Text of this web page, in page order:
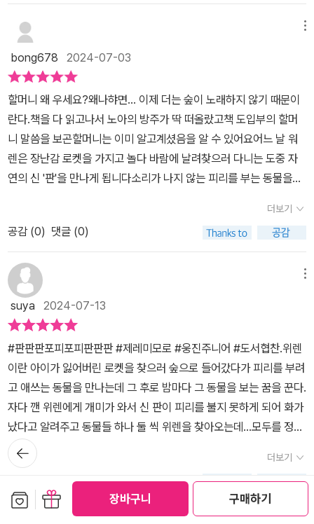
장바구니 구매하기
야기는 우리에게 경고를 날리고 자연을 소중함을 잊지 말라고 ‘판’의
노래를 통해 알리고 있습니다.한 번도 들은 적도 불러본 적도 없는 노
래는 ‘판’을 잊지 말라고 소월하게 대하지 말라고 경고하는 듯합니다.
0세부터 100세까지 즐길 수 있는 시리즈답게 아이는 물론 어른들에
게도 ‘판’의 노래를 들려주고 싶습니다.사실 자연을 망치는 주범은 아
이가 아닌 어른들의 욕심이라는 사실은 누구나 알고 있습니다.“판”의
노래를 기억해야 할 주체는 바로 우리 어른입니다. <본 도서는 웅진
주니어에서 선물받은 도서입니다.>
을 보았습니다. 어느 날엔 늘 불던 피리를 삼키고는 용으로 바뀌더
니 입에서 불을 뿜었습니다. 잠에서 깨자 여왕개미가 나타나 위대
한 자연의 신인 판의 이야기를 들려주었습니다. 아무도 자기 연주
를 듣지 않자, 판도 멜로디를 잊어버리고 화가 나서 피리를 삼켜버렸
다는 것이었습니다. 판이 노래를 부르지 않으면 계절의 리듬이 깨지
고, 자연은 걷잡을 수 없이 망가져 버린다는 말에 워렌은 가슴이 쿵쾅
거렸습니다. 그날부터 워렌의 방에는 손님들이 찾아왔습니다. 워렌
은 카펫을 걷어 내고 구멍을 파서 개미를, 옷장 안에 박쥐를, 이불 더
미 위에 암탉을, 천장 모서리에 거미를, 물그릇에 두꺼비를 정성껏 돌
봐 주었습니다. 동물들이 모인 워렌의 방은 노아의 방주 같았습니
다. 이어서 숲 곳곳에서거북이, 뱀, 당나귀, 까치, 수달, 노루, 아
기 곰, 수많은 동물들이 찾아왔고 워렌의 방은 이제 동물들로 가득 찼
고 먹을 음식과 마실 물을 준비했습니다. 그러던 어느 날, 드디어 판
이 잠에서 깨어났고 거센 바람이 불고 또 불었습니다. 워렌과 동물들
은 과연 무사할 수 있을까요? 자연의 신 판은 다시 노래할 수 있을까
요? 환상적인 이야기와 아름다운 일러스트로 자연에 관한 이야기
를 전해주는 그림책 <판판판 포피포피 판판판>입니다. 부드러운 수
채화와 형광색이 조화롭게 어우러지는 인상적인 그림이 우리에게 전
하는 메시지가 강렬하게 다가옵니다. 아이와 함께 보며 자연의 소중
함에 관해 이야기 나누면 좋겠습니다. 위 리뷰는 컬처블룸을 통해 도
서를 제공 받아 읽고, 솔직하게 작성하였습니다.
bong678 2024-07-03
할머니 왜 우세요?왜나햐면... 이제 더는 숲이 노래하지 않기 때문이
란다.책을 다 읽고나서 노아의 방주가 딱 떠올랐고책 도입부의 할머
니 말씀을 보곤할머니는 이미 알고계셨음을 알 수 있어요어느 날 워
렌은 장난감 로켓을 가지고 놀다 바람에 날려찾으러 다니는 도중 자
연의 신 '판'을 만나게 됩니다소리가 나지 않는 피리를 부는 동물을요
이 되는 꿈을요!그 날 이후 개미부터 박쥐 거미 닭 등워렌의 방으로 찾
아와 자리를 마련해줍니다워렌은 가족에게 곧 닥쳐올 대재앙을 알리
고동물들이 왜 내 방에 오게된건지까지 말해줍니다자연의 신 판은 점
점 도시로 나가버리는 사람들로자연의 소리를 점점 잃어가고 있었고
피리의 소리가 나지 않자 무서운 용으로 변했음을 알 수 있어요하지
만 워렌과 동물들은 용과 맞서기다리고 또 기다렸습니다.더 기다리기
힘들어지자 판의 노래를 함께 불러보면 어떻냐는 말에동물친구들은
워렌과 조금씩 부르기 시작합니다.판판판, 포피포피, 판판판판판판,
플로플리 라아아오오오오, 판판판점점 노래는 푸른 숲으로 변해가기
시작합니다용으로 변했던 판은 점점 원래의 모습으로 바뀌었구요자
연도 자연 혼자 힘으로 지켜낼 수 없었고워렌과 동물친구들이 함께
일을 하면서다시 자연의 힘을 되찾기 시작합니다.여름이 시작되면 무
더운 더위에 홍수, 가뭄과겨울이면 한파, 우박 등 기후변화로 인한이
상 기후들이 나타나는데요요즘은 지구온난화를 지구열대화라고 부른
다고해요그 만큼 이상 기후에 대한 변화가 무섭게 다가옴을알게해주
는 그림책이라 생각하면 될 것같아요이런 현상들도 역시나 우리가 살
더보기
공감 (0) 댓글 (0)
suya 2024-07-13
#판판판포피포피판판판 #제레미모로 #웅진주니어 #도서협찬.위렌
이란 아이가 잃어버린 로켓을 찾으러 숲으로 들어갔다가 피리를 부려
고 애쓰는 동물을 만나는데 그 후로 밤마다 그 동물을 보는 꿈을 꾼다.
자다 깬 위렌에게 개미가 와서 신 판이 피리를 불지 못하게 되어 화가
났다고 알려주고 동물들 하나 둘 씩 위렌을 찾아오는데...모두를 정성
껏 돌보는 위렌은 판의 화를 잠재울 수 있을까?가뭄이 오고 또 홍수
가 나는 장면은 지금 우리가 겪는 기후 문제를 떠올리게 한다. 도시 속
건물에 갇혀 살다보면 날씨에도 자연의 변화에도 둔감해진다.그나마
희망적인 것은 자연 속 평화를 기억하는 사람들이 있다는 것. 여름 휴
더보기
댓글 (0)
뒤로가
기